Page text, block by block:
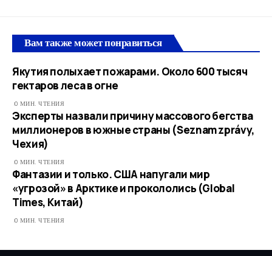
Вам также может понравиться
Якутия полыхает пожарами. Около 600 тысяч
гектаров леса в огне
0 МИН. ЧТЕНИЯ
Эксперты назвали причину массового бегства
миллионеров в южные страны (Seznam zprávy,
Чехия)
0 МИН. ЧТЕНИЯ
Фантазии и только. США напугали мир
«угрозой» в Арктике и прокололись (Global
Times, Китай)
0 МИН. ЧТЕНИЯ